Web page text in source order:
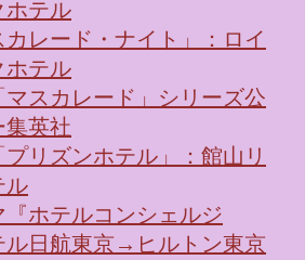
ホテル
レード・ナイト」：ロイ
ホテル
スカレード」シリーズ公
英社
リズンホテル」：館山リ
ル
『ホテルコンシェルジ
ル日航東京→ヒルトン東京